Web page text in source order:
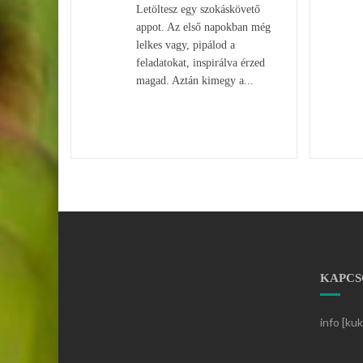
Letöltesz egy szokáskövető
appot. Az első napokban még
lelkes vagy, pipálod a
feladatokat, inspirálva érzed
magad. Aztán kimegy a...
info